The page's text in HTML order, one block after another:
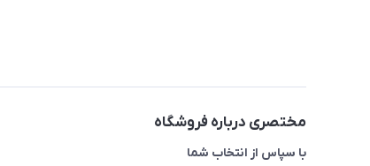
مختصری درباره فروشگاه
با سپاس از انتخاب شما